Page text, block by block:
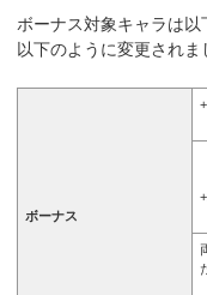
ボーナス対象キャラは
以下のように変更されま
ボーナス